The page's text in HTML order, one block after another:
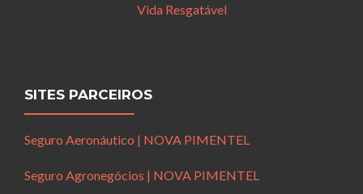
Vida Resgatável
SITES PARCEIROS
Seguro Aeronáutico | NOVA PIMENTEL
Seguro Agronegócios | NOVA PIMENTEL